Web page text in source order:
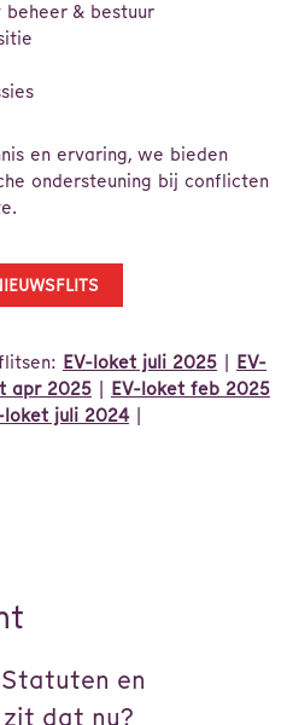
& bestuur
en ervaring, we bieden
ondersteuning bij conflicten
EV-loket juli 2025
EV-
apr 2025
EV-loket feb 2025
loket juli 2024
en
zit dat nu?